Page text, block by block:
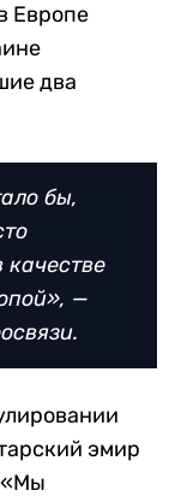
Европе
два
бы,
качестве
—
эмир
«Мы